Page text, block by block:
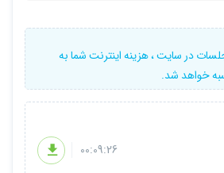
های مختلف اپلیکیشن هنگام طراحی آن
که هم درک آن ساده تر باشد و همچنین
در سایت ، هزینه اینترنت شما به
خواهد شد.
00:09:26